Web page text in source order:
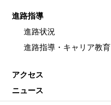
進路指導
進路状況
進路指導・キャリア教育
アクセス
ニュース